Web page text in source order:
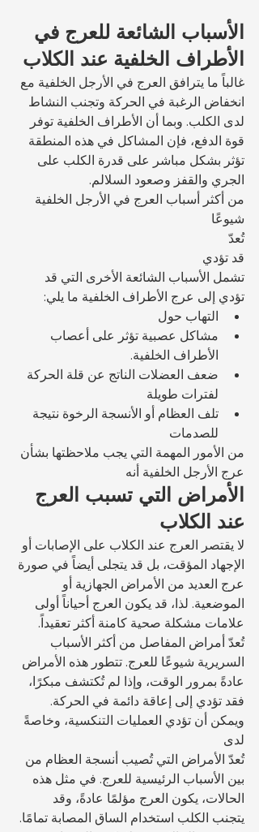
الأسباب الشائعة للعرج في
الأطراف الخلفية عند الكلاب
غالباً ما يترافق العرج في الأرجل الخلفية مع
انخفاض الرغبة في الحركة وتجنب النشاط
لدى الكلب. وبما أن الأطراف الخلفية توفر
قوة الدفع، فإن المشاكل في هذه المنطقة
تؤثر بشكل مباشر على قدرة الكلب على
الجري والقفز وصعود السلالم.
من أكثر أسباب العرج في الأرجل الخلفية
شيوعًا
تُعدّ
قد تؤدي
تشمل الأسباب الشائعة الأخرى التي قد
تؤدي إلى عرج الأطراف الخلفية ما يلي:
التهاب حول
مشاكل عصبية تؤثر على أعصاب
الأطراف الخلفية.
ضعف العضلات الناتج عن قلة الحركة
لفترات طويلة
تلف العظام أو الأنسجة الرخوة نتيجة
للصدمات
من الأمور المهمة التي يجب ملاحظتها بشأن
عرج الأرجل الخلفية أنه
الأمراض التي تسبب العرج
عند الكلاب
لا يقتصر العرج عند الكلاب على الإصابات أو
الإجهاد المؤقت، بل قد يتجلى أيضاً في صورة
عرج العديد من الأمراض الجهازية أو
الموضعية. لذا، قد يكون العرج أحياناً أولى
علامات مشكلة صحية كامنة أكثر تعقيداً.
تُعدّ أمراض المفاصل من أكثر الأسباب
السريرية شيوعًا للعرج. تتطور هذه الأمراض
عادةً بمرور الوقت، وإذا لم تُكتشف مبكرًا،
فقد تؤدي إلى إعاقة دائمة في الحركة.
ويمكن أن تؤدي العمليات التنكسية، وخاصةً
لدى
تُعدّ الأمراض التي تُصيب أنسجة العظام من
بين الأسباب الرئيسية للعرج. في مثل هذه
الحالات، يكون العرج مؤلمًا عادةً، وقد
يتجنب الكلب استخدام الساق المصابة تمامًا.